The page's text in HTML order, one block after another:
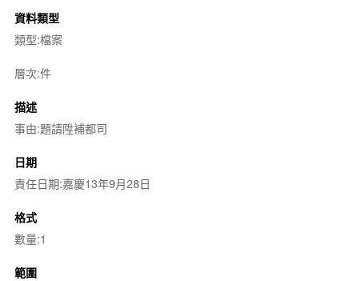
資料類型
類型:檔案
層次:件
描述
事由:題請陞補都司
日期
責任日期:嘉慶13年9月28日
格式
數量:1
範圍